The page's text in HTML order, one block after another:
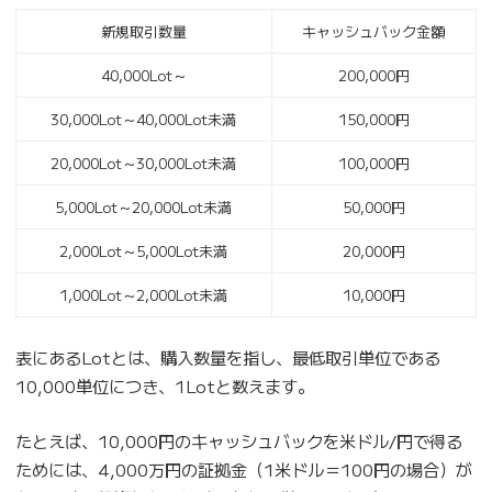
新規取引数量 キャッシュバック金額
40,000Lot～ 200,000円
30,000Lot～40,000Lot未満 150,000円
20,000Lot～30,000Lot未満 100,000円
5,000Lot～20,000Lot未満 50,000円
2,000Lot～5,000Lot未満 20,000円
1,000Lot～2,000Lot未満 10,000円
表にあるLotとは、購入数量を指し、最低取引単位である
10,000単位につき、1Lotと数えます。
たとえば、10,000円のキャッシュバックを米ドル/円で得る
ためには、4,000万円の証拠金（1米ドル＝100円の場合）が